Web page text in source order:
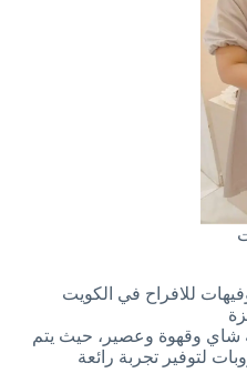
للافراح في الكويت
شاي وقهوة وعصير، حيث يتم
لتوفير تجربة رائعة